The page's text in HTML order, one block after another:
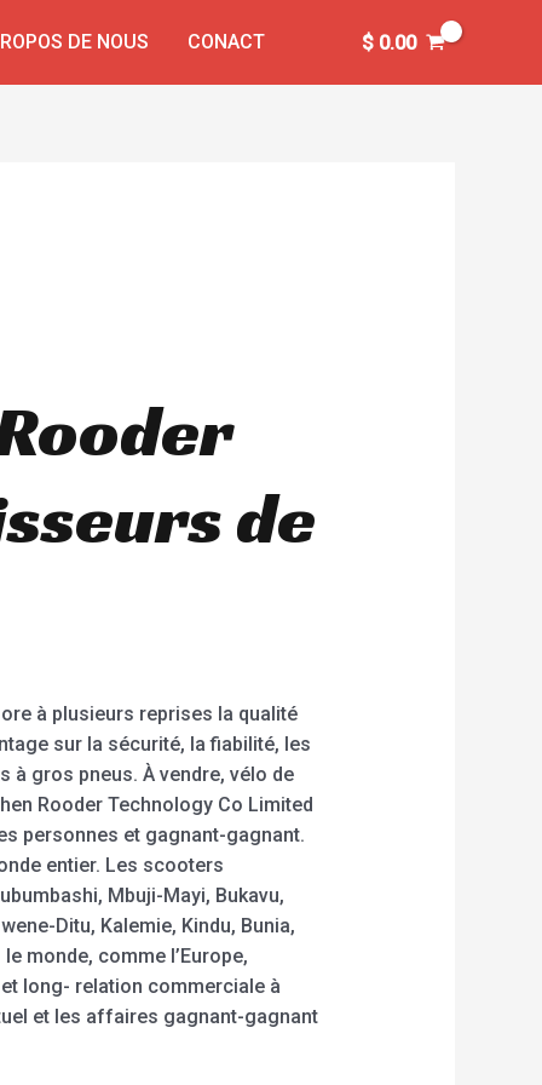
DE NOUS CONACT $0.00
de
à plusieurs reprises la qualité
sur la sécurité, la fiabilité, les
à gros pneus. À vendre, vélo de
Rooder Technology Co Limited
personnes et gagnant-gagnant.
entier. Les scooters
Mbuji-Mayi, Bukavu,
Ditu, Kalemie, Kindu, Bunia,
monde, comme l’Europe,
long- relation commerciale à
et les affaires gagnant-gagnant